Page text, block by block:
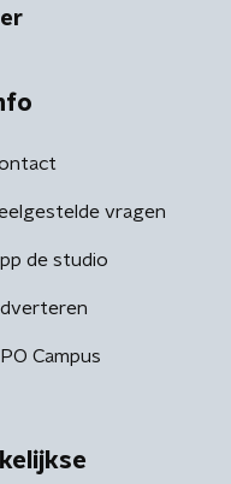
vragen
de studio
Campus